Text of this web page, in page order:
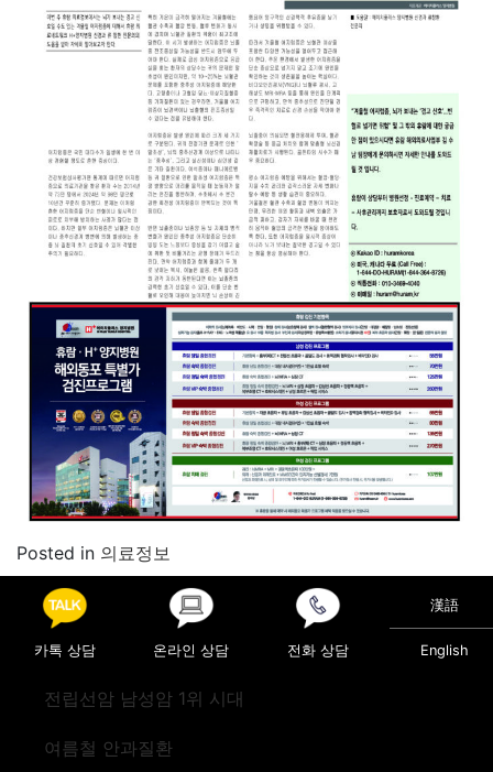
Posted in 의료정보
Post navigation
힐링도 체력도 잡는 트레일러닝
유방암- 증상부터 자가 검진법까지
카톡 상담 온라인 상담 전화 상담
漢語
English
전립선암 남성암 1위 시대
여름철 안과질환